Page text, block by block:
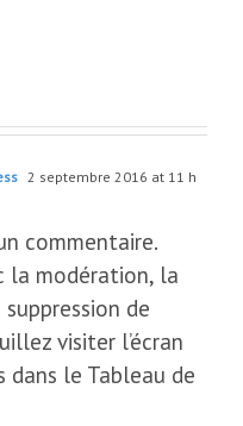
2 septembre 2016 at 11 h
commentaire.
la modération, la
de
visiter l’écran
dans le Tableau de